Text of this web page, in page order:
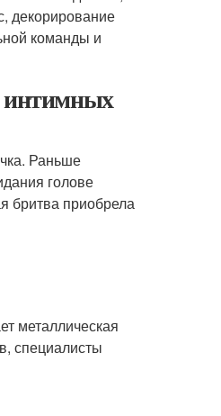
декорирование
команды и
интимных
Раньше
голове
бритва приобрела
металлическая
специалисты